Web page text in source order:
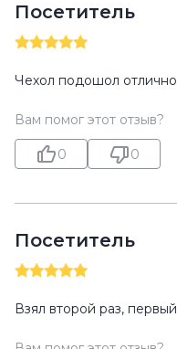
Посетитель
Чехол подошол отлично
Вам помог этот отзыв?
0 0
Посетитель
Взял второй раз,